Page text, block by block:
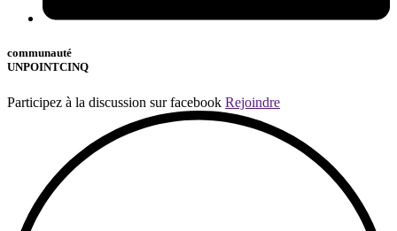
communauté
UNPOINTCINQ
Participez à la discussion sur facebook Rejoindre